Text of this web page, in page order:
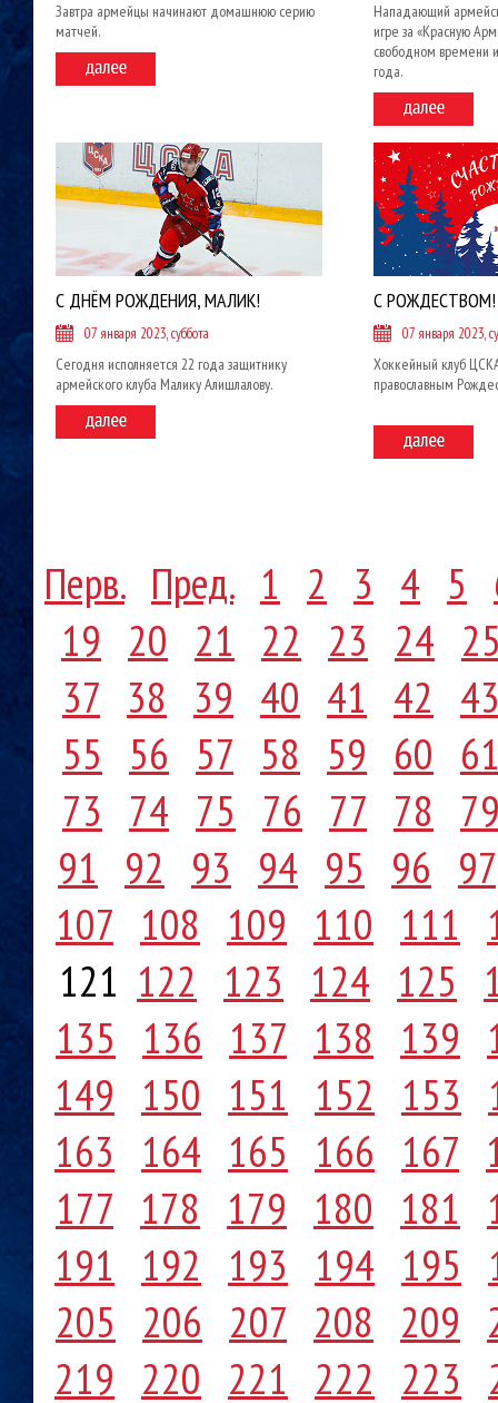
Завтра армейцы начинают домашнюю серию
матчей.
Нападающий
игре за «Красную
свободном времени
года.
С ДНЁМ РОЖДЕНИЯ, МАЛИК!
07 января 2023, суббота
Сегодня исполняется 22 года защитнику
армейского клуба Малику Алишлалову.
С РОЖДЕСТВОМ!
07 января 2023,
Хоккейный клуб
православным
Перв. Пред. 1 2 3 4 5
19 20 21 22 23 24
37 38 39 40 41 42
55 56 57 58 59 60
73 74 75 76 77 78
91 92 93 94 95 96 97
107 108 109 110 111
121 122 123 124 125
135 136 137 138 139
149 150 151 152 153
163 164 165 166 167
177 178 179 180 181
191 192 193 194 195
205 206 207 208 209
219 220 221 222 223